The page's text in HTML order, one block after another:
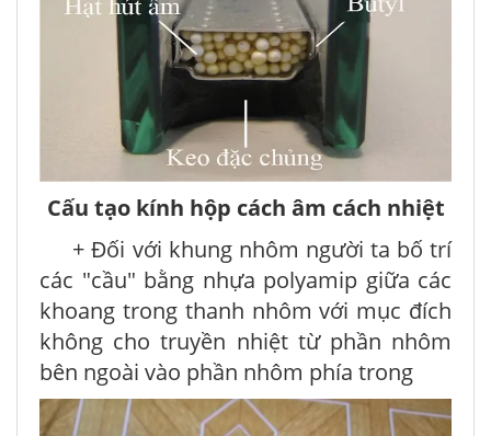
Cấu tạo kính hộp cách âm cách nhiệt
+ Đối với khung nhôm người ta bố trí
các "cầu" bằng nhựa polyamip giữa các
khoang trong thanh nhôm với mục đích
không cho truyền nhiệt từ phần nhôm
bên ngoài vào phần nhôm phía trong